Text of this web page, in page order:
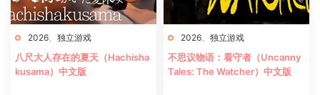
2026 独立游戏
八尺大人存在的夏天（Hachisha
kusama）中文版
2026 独立游戏
不思议物语：看守者（Uncanny
Tales: The Watcher）中文版